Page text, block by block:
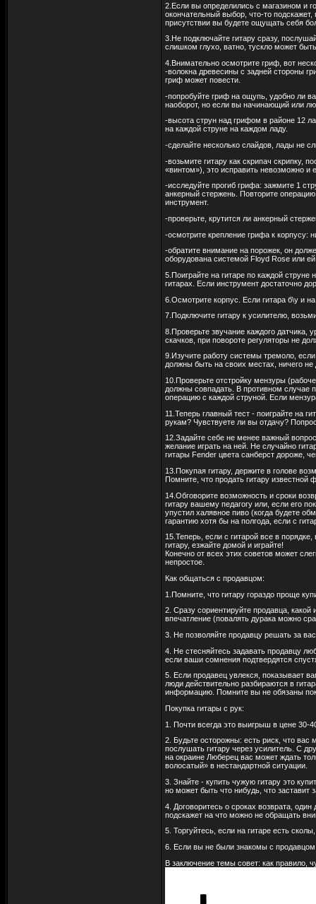
2.Если вы определились с магазином и
окончательный выбор, что-то
присутствии вы будете ощущать себя
3.Не подключайте гитару сразу,
слишком глухо, ватно, тускло может
4.Внимательно осмотрите гриф, вот
-волокна древесины с задней стороны
гриф может повести.
-попробуйте гриф на ощупь, удобно ли
наоборот, но если вы начинающий или
-высота струн над грифом в районе 12
на каждой струне на каждом ладу.
-сделайте несколько слайдов, лады не
-возьмите гитару как скрипач скрипку,
«винтом»), это исправить невозможно и
-исследуйте прогиб грифа: зажмите 1
анкерный стержень. Повторите
инструмент.
-проверьте, крутится ли анкерный
-осмотрите крепление грифа к корпусу:
-обратите внимание на порожек, он
оборудована системой Floyd Rose или
5.Поиграйте на гитаре по каждой
гитарах. Если инструмент достаточно
6.Осмотрите корпус. Если гитара б\у и
7.Подключите гитару к усилителю,
8.Проверьте звучание каждого датчика,
скачков, при повороте регуляторы не
9.Изучите работу системы тремоло,
должны быть на своих местах, ничего не
10.Проверьте отстройку мензуры
должны совпадать. В противном случае
операцию с каждой струной. Если
11.Теперь главный тест - поиграйте на
рукам? Чувствуете ли вы отдачу?
12.Задайте себе не менее важный
желание играть на ней. Не случайно
гитары Fender цвета санберст дороже,
13.Покупая гитару, держите в голове
Помните, что продать гитару известной
14.Обговорите возможность и сроки
гитару вашему педагогу или, если его
упустил халявное пиво (когда будете
гарантию хотя бы на полгода, если с
15.Теперь, если с гитарой все в
гитару, езжайте домой и играйте!
Конечно от всех этих советов может
непростое.
Как общаться с продавцом:
1.Помните, что гитару гораздо проще
2. Сразу сориентируйте продавца,
впечатление (повалять дурака можно
3. Не позволяйте продавцу решать за
4. Не стесняйтесь задавать продавцу
если ваши сомнения подтвердятся
5. Если продавец увлекся, показывает
люди действительно разбираются в
информацию. Помните вы не обязаны
Покупка гитары с рук:
1. Почти всегда это выигрыш в цене 30-
2. Будьте осторожны: есть риск, что вас
послушать гитару через усилитель. С
на окраине Люберец вас может ждать
волосатый» в нестандартной ситуации.
3. Знайте - купить чужую гитару это
но может быть что нибудь, что заставит
4. Договоритесь о сроках возврата,
подскажет на что можно не обращать
5. Торгуйтесь, если на гитаре есть
6. Если вы не были знакомы с продавцом
В заключение темы совет: как правило,